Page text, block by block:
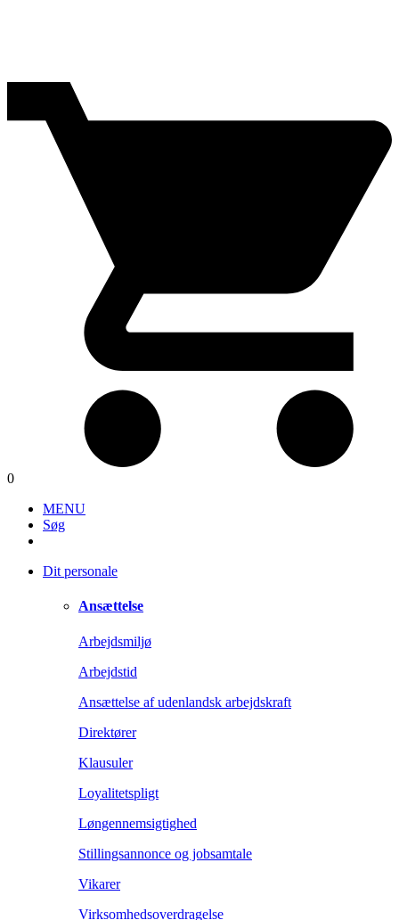
0
MENU
Søg
Dit personale
Ansættelse
Arbejdsmiljø
Arbejdstid
Ansættelse af udenlandsk arbejdskraft
Direktører
Klausuler
Loyalitetspligt
Løngennemsigtighed
Stillingsannonce og jobsamtale
Vikarer
Virksomhedsoverdragelse